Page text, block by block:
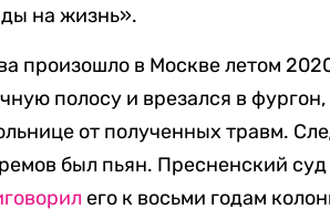
на жизнь».
произошло в Москве летом
полосу и врезался в фургон,
от полученных травм.
был пьян. Пресненский суд
его к восьми годам